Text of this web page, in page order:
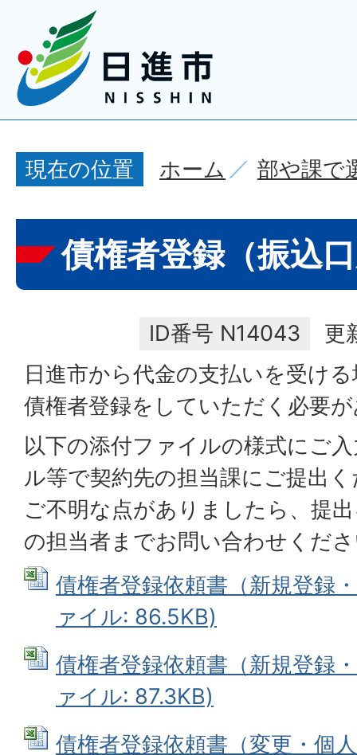
現在の位置 ホーム 部や課で
債権者登録（振込
ID番号 N14043
更
日進市から代金の支払いを受け
債権者登録をしていただく必要
以下の添付ファイルの様式にご
ル等で契約先の担当課にご提出
ご不明な点がありましたら、提
の担当者までお問い合わせくだ
債権者登録依頼書（新規登録
ァイル: 86.5KB)
債権者登録依頼書（新規登録
ァイル: 87.3KB)
債権者登録依頼書（変更・個